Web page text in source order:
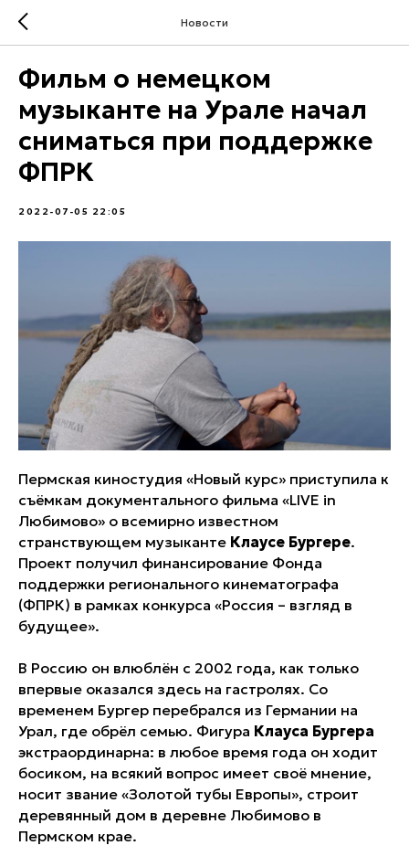
Новости
Фильм о немецком
музыканте на Урале начал
сниматься при поддержке
ФПРК
2022-07-05 22:05
Пермская киностудия «Новый курс» приступила к
съёмкам документального фильма «LIVE in
Любимово» о всемирно известном
странствующем музыканте Клаусе Бургере.
Проект получил финансирование Фонда
поддержки регионального кинематографа
(ФПРК) в рамках конкурса «Россия – взгляд в
будущее».
В Россию он влюблён с 2002 года, как только
впервые оказался здесь на гастролях. Со
временем Бургер перебрался из Германии на
Урал, где обрёл семью. Фигура Клауса Бургера
экстраординарна: в любое время года он ходит
босиком, на всякий вопрос имеет своё мнение,
носит звание «Золотой тубы Европы», строит
деревянный дом в деревне Любимово в
Пермском крае.